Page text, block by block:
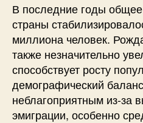
В последние годы
страны
миллиона человек.
также незначительно
способствует росту
демографический
неблагоприятным из-за
эмиграции, особенно